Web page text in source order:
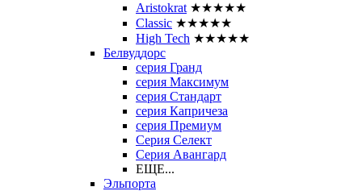
Aristokrat ★★★★★
Classic ★★★★★
High Tech ★★★★★
Белвуддорс
серия Гранд
серия Максимум
серия Стандарт
серия Капричеза
серия Премиум
Серия Селект
Серия Авангард
ЕЩЕ...
Эльпорта